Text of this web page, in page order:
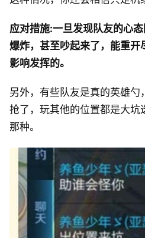
应对措施:一旦发现队友的心
爆炸，甚至吵起来了，能重开
影响发挥的。
另外，有些队友是真的英雄勺
抢了，玩其他的位置都是大坑
那种。